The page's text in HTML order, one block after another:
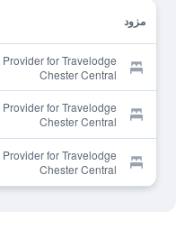
مزود
Provider for Travelodge
Chester Central
Provider for Travelodge
Chester Central
Provider for Travelodge
Chester Central